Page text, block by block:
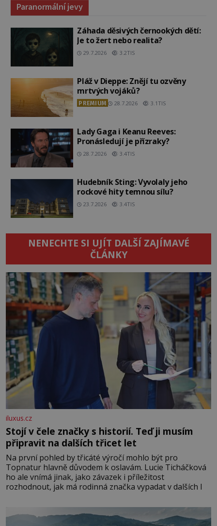
Paranormální jevy
Záhada děsivých černookých dětí:
Je to žert nebo realita?
29.7.2026 3.2TIS
Pláž v Dieppe: Znějí tu ozvěny
mrtvých vojáků?
PREMIUM 28.7.2026 3.1TIS
Lady Gaga i Keanu Reeves:
Pronásledují je přízraky?
28.7.2026 3.4TIS
Hudebník Sting: Vyvolaly jeho
rockové hity temnou sílu?
23.7.2026 3.4TIS
NENECHTE SI UJÍT DALŠÍ ZAJÍMAVÉ
ČLÁNKY
iluxus.cz
Stojí v čele značky s historií. Teď ji musím
připravit na dalších třicet let
Na první pohled by třicáté výročí mohlo být pro
Topnatur hlavně důvodem k oslavám. Lucie Ticháčková
ho ale vnímá jinak, jako závazek i příležitost
rozhodnout, jak má rodinná značka vypadat v dalších l